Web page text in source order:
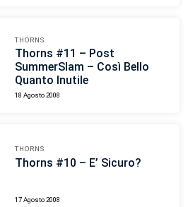
THORNS
Thorns #11 – Post
SummerSlam – Così Bello
Quanto Inutile
18 Agosto 2008
THORNS
Thorns #10 – E’ Sicuro?
17 Agosto 2008